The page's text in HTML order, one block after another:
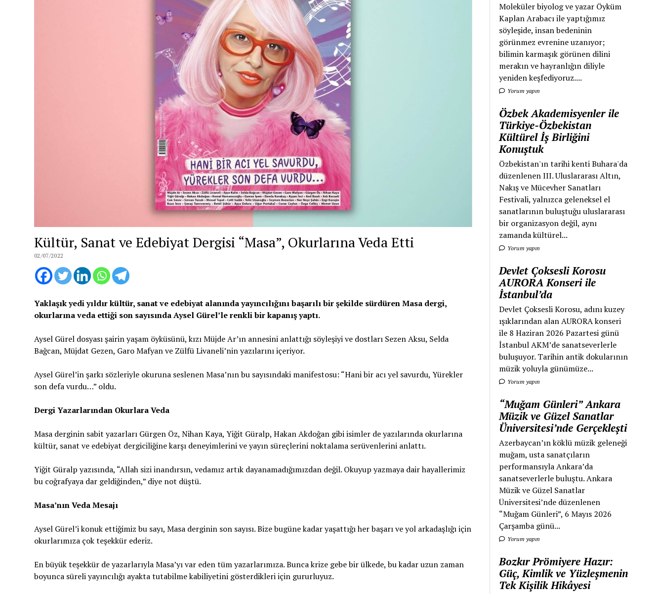
Kültür, Sanat ve Edebiyat Dergisi “Masa”, Okurlarına Veda Etti
02/07/2022
Yaklaşık yedi yıldır kültür, sanat ve edebiyat alanında yayıncılığını başarılı bir şekilde sürdüren Masa dergi,
okurlarına veda ettiği son sayısında Aysel Gürel’le renkli bir kapanış yaptı.
Aysel Gürel dosyası şairin yaşam öyküsünü, kızı Müjde Ar’ın annesini anlattığı söyleşiyi ve dostları Sezen Aksu, Selda
Bağcan, Müjdat Gezen, Garo Mafyan ve Zülfü Livaneli’nin yazılarını içeriyor.
Aysel Gürel’in şarkı sözleriyle okuruna seslenen Masa’nın bu sayısındaki manifestosu: “Hani bir acı yel savurdu, Yürekler
son defa vurdu…” oldu.
Dergi Yazarlarından Okurlara Veda
Masa derginin sabit yazarları Gürgen Öz, Nihan Kaya, Yiğit Güralp, Hakan Akdoğan gibi isimler de yazılarında okurlarına
kültür, sanat ve edebiyat dergiciliğine karşı deneyimlerini ve yayın süreçlerini noktalama serüvenlerini anlattı.
Yiğit Güralp yazısında, “Allah sizi inandırsın, vedamız artık dayanamadığımızdan değil. Okuyup yazmaya dair hayallerimiz
bu coğrafyaya dar geldiğinden,” diye not düştü.
Masa’nın Veda Mesajı
Aysel Gürel’i konuk ettiğimiz bu sayı, Masa derginin son sayısı. Bize bugüne kadar yaşattığı her başarı ve yol arkadaşlığı için
okurlarımıza çok teşekkür ederiz.
En büyük teşekkür de yazarlarıyla Masa’yı var eden tüm yazarlarımıza. Bunca krize gebe bir ülkede, bu kadar uzun zaman
boyunca süreli yayıncılığı ayakta tutabilme kabiliyetini gösterdikleri için gururluyuz.
Moleküler biyolog ve yazar Öyküm
Kaplan Arabacı ile yaptığımız
söyleşide, insan bedeninin
görünmez evrenine uzanıyor;
bilimin karmaşık görünen dilini
merakın ve hayranlığın diliyle
yeniden keşfediyoruz....
Yorum yapın
Özbek Akademisyenler ile
Türkiye-Özbekistan
Kültürel İş Birliğini
Konuştuk
Özbekistan'ın tarihi kenti Buhara'da
düzenlenen III. Uluslararası Altın,
Nakış ve Mücevher Sanatları
Festivali, yalnızca geleneksel el
sanatlarının buluştuğu uluslararası
bir organizasyon değil, aynı
zamanda kültürel...
Yorum yapın
Devlet Çoksesli Korosu
AURORA Konseri ile
İstanbul’da
Devlet Çoksesli Korosu, adını kuzey
ışıklarından alan AURORA konseri
ile 8 Haziran 2026 Pazartesi günü
İstanbul AKM’de sanatseverlerle
buluşuyor. Tarihin antik dokularının
müzik yoluyla günümüze...
Yorum yapın
“Muğam Günleri” Ankara
Müzik ve Güzel Sanatlar
Üniversitesi’nde Gerçekleşti
Azerbaycan’ın köklü müzik geleneği
muğam, usta sanatçıların
performansıyla Ankara’da
sanatseverlerle buluştu. Ankara
Müzik ve Güzel Sanatlar
Üniversitesi’nde düzenlenen
“Muğam Günleri”, 6 Mayıs 2026
Çarşamba günü...
Yorum yapın
Bozkır Prömiyere Hazır:
Güç, Kimlik ve Yüzleşmenin
Tek Kişilik Hikâyesi